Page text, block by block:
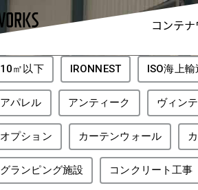
コンテ
10㎡以下 IRONNEST ISO海上
アパレル アンティーク ヴィン
オプション カーテンウォール
グランピング施設 コンクリート工事